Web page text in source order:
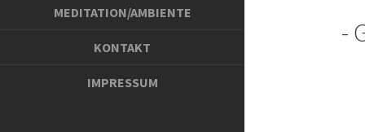
MEDITATION/AMBIENTE
KONTAKT
IMPRESSUM
-